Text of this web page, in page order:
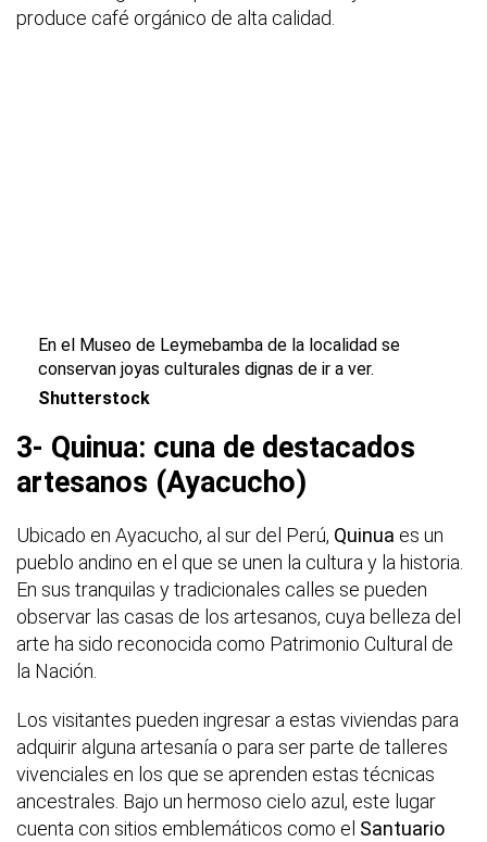
produce café orgánico de alta calidad.
En el Museo de Leymebamba de la localidad se
conservan joyas culturales dignas de ir a ver.
Shutterstock
3- Quinua: cuna de destacados
artesanos (Ayacucho)
Ubicado en Ayacucho, al sur del Perú, Quinua es un
pueblo andino en el que se unen la cultura y la historia.
En sus tranquilas y tradicionales calles se pueden
observar las casas de los artesanos, cuya belleza del
arte ha sido reconocida como Patrimonio Cultural de
la Nación.
Los visitantes pueden ingresar a estas viviendas para
adquirir alguna artesanía o para ser parte de talleres
vivenciales en los que se aprenden estas técnicas
ancestrales. Bajo un hermoso cielo azul, este lugar
cuenta con sitios emblemáticos como el Santuario